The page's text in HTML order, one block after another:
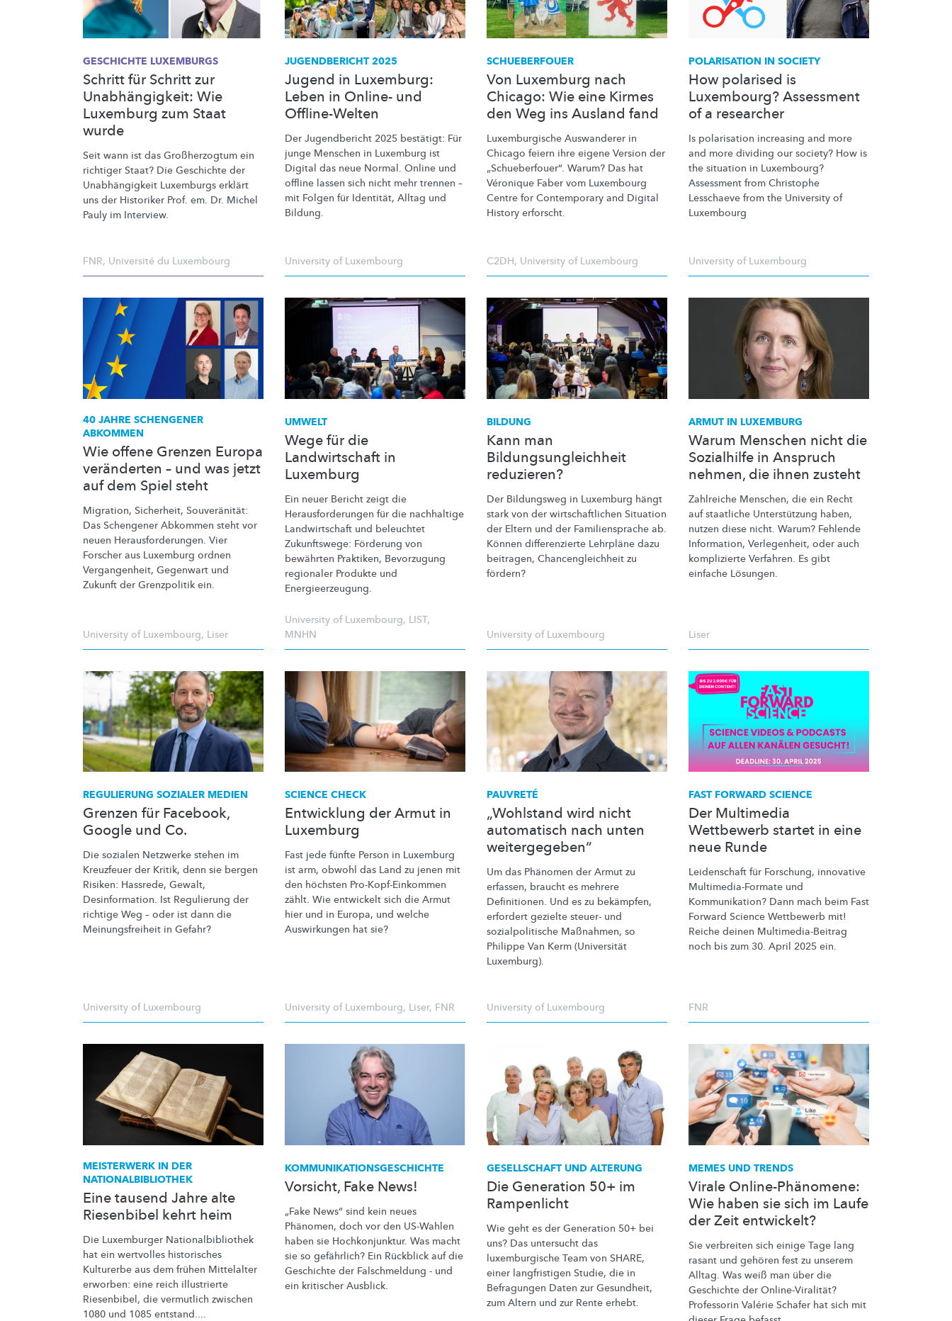
GESCHICHTE LUXEMBURGS
Schritt für Schritt zur
Unabhängigkeit: Wie
Luxemburg zum Staat
wurde
Seit wann ist das Großherzogtum ein
richtiger Staat? Die Geschichte der
Unabhängigkeit Luxemburgs erklärt
uns der Historiker Prof. em. Dr. Michel
Pauly im Interview.
FNR, Université du Luxembourg
JUGENDBERICHT 2025
Jugend in Luxemburg:
Leben in Online- und
Offline-Welten
Der Jugendbericht 2025 bestätigt: Für
junge Menschen in Luxemburg ist
Digital das neue Normal. Online und
offline lassen sich nicht mehr trennen –
mit Folgen für Identität, Alltag und
Bildung.
University of Luxembourg
SCHUEBERFOUER
Von Luxemburg nach
Chicago: Wie eine Kirmes
den Weg ins Ausland fand
Luxemburgische Auswanderer in
Chicago feiern ihre eigene Version der
„Schueberfouer“. Warum? Das hat
Véronique Faber vom Luxembourg
Centre for Contemporary and Digital
History erforscht.
C2DH, University of Luxembourg
POLARISATION IN SOCIETY
How polarised is
Luxembourg? Assessment
of a researcher
Is polarisation increasing and more
and more dividing our society? How is
the situation in Luxembourg?
Assessment from Christophe
Lesschaeve from the University of
Luxembourg
University of Luxembourg
40 JAHRE SCHENGENER
ABKOMMEN
Wie offene Grenzen Europa
veränderten – und was jetzt
auf dem Spiel steht
Migration, Sicherheit, Souveränität:
Das Schengener Abkommen steht vor
neuen Herausforderungen. Vier
Forscher aus Luxemburg ordnen
Vergangenheit, Gegenwart und
Zukunft der Grenzpolitik ein.
University of Luxembourg, Liser
UMWELT
Wege für die
Landwirtschaft in
Luxemburg
Ein neuer Bericht zeigt die
Herausforderungen für die nachhaltige
Landwirtschaft und beleuchtet
Zukunftswege: Förderung von
bewährten Praktiken, Bevorzugung
regionaler Produkte und
Energieerzeugung.
University of Luxembourg, LIST,
MNHN
BILDUNG
Kann man
Bildungsungleichheit
reduzieren?
Der Bildungsweg in Luxemburg hängt
stark von der wirtschaftlichen Situation
der Eltern und der Familiensprache ab.
Können differenzierte Lehrpläne dazu
beitragen, Chancengleichheit zu
fördern?
University of Luxembourg
ARMUT IN LUXEMBURG
Warum Menschen nicht die
Sozialhilfe in Anspruch
nehmen, die ihnen zusteht
Zahlreiche Menschen, die ein Recht
auf staatliche Unterstützung haben,
nutzen diese nicht. Warum? Fehlende
Information, Verlegenheit, oder auch
komplizierte Verfahren. Es gibt
einfache Lösungen.
Liser
REGULIERUNG SOZIALER MEDIEN
Grenzen für Facebook,
Google und Co.
Die sozialen Netzwerke stehen im
Kreuzfeuer der Kritik, denn sie bergen
Risiken: Hassrede, Gewalt,
Desinformation. Ist Regulierung der
richtige Weg – oder ist dann die
Meinungsfreiheit in Gefahr?
University of Luxembourg
SCIENCE CHECK
Entwicklung der Armut in
Luxemburg
Fast jede fünfte Person in Luxemburg
ist arm, obwohl das Land zu jenen mit
den höchsten Pro-Kopf-Einkommen
zählt. Wie entwickelt sich die Armut
hier und in Europa, und welche
Auswirkungen hat sie?
University of Luxembourg, Liser, FNR
PAUVRETÉ
„Wohlstand wird nicht
automatisch nach unten
weitergegeben“
Um das Phänomen der Armut zu
erfassen, braucht es mehrere
Definitionen. Und es zu bekämpfen,
erfordert gezielte steuer- und
sozialpolitische Maßnahmen, so
Philippe Van Kerm (Universität
Luxemburg).
University of Luxembourg
FAST FORWARD SCIENCE
Der Multimedia
Wettbewerb startet in eine
neue Runde
Leidenschaft für Forschung, innovative
Multimedia-Formate und
Kommunikation? Dann mach beim Fast
Forward Science Wettbewerb mit!
Reiche deinen Multimedia-Beitrag
noch bis zum 30. April 2025 ein.
FNR
MEISTERWERK IN DER
NATIONALBIBLIOTHEK
Eine tausend Jahre alte
Riesenbibel kehrt heim
Die Luxemburger Nationalbibliothek
hat ein wertvolles historisches
Kulturerbe aus dem frühen Mittelalter
erworben: eine reich illustrierte
Riesenbibel, die vermutlich zwischen
1080 und 1085 entstand....
KOMMUNIKATIONSGESCHICHTE
Vorsicht, Fake News!
„Fake News“ sind kein neues
Phänomen, doch vor den US-Wahlen
haben sie Hochkonjunktur. Was macht
sie so gefährlich? Ein Rückblick auf die
Geschichte der Falschmeldung - und
ein kritischer Ausblick.
GESELLSCHAFT UND ALTERUNG
Die Generation 50+ im
Rampenlicht
Wie geht es der Generation 50+ bei
uns? Das untersucht das
luxemburgische Team von SHARE,
einer langfristigen Studie, die in
Befragungen Daten zur Gesundheit,
zum Altern und zur Rente erhebt.
MEMES UND TRENDS
Virale Online-Phänomene:
Wie haben sie sich im Laufe
der Zeit entwickelt?
Sie verbreiten sich einige Tage lang
rasant und gehören fest zu unserem
Alltag. Was weiß man über die
Geschichte der Online-Viralität?
Professorin Valérie Schafer hat sich mit